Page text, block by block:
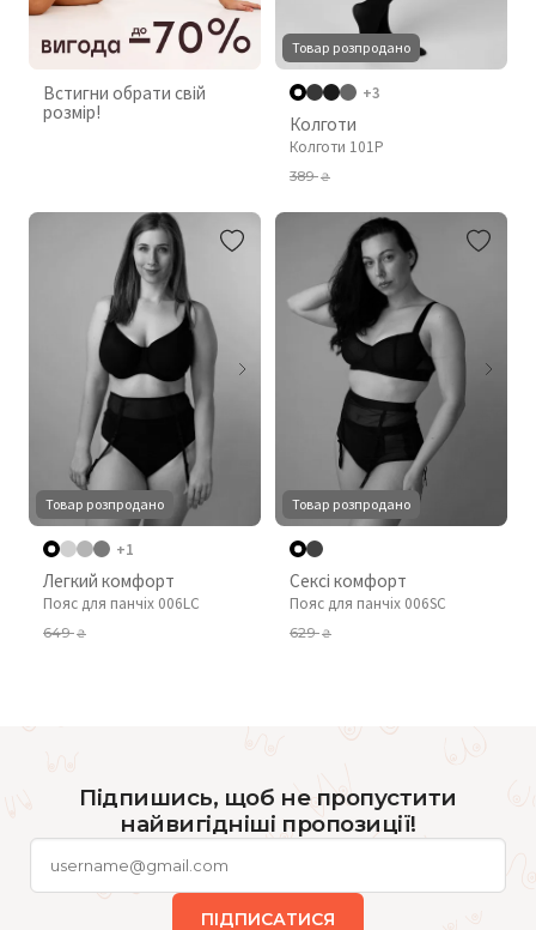
Встигни обрати свій
розмір!
Товар розпродано
+3
Колготи
Колготи 101P
389₴
Товар розпродано
+1
Легкий комфорт
Пояс для панчіх 006LC
649₴
Товар розпродано
Сексі комфорт
Пояс для панчіх 006SC
629₴
Підпишись, щоб не пропустити
найвигідніші пропозиції!
ПІДПИСАТИСЯ